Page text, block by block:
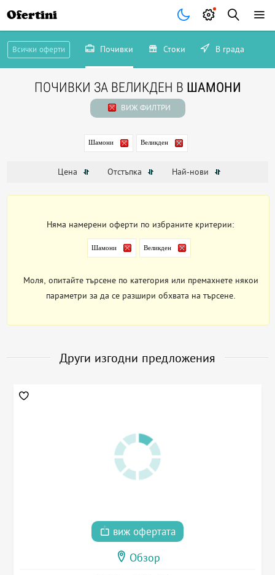
Ofertini
Всички оферти Почивки Стоки В града
ПОЧИВКИ ЗА ВЕЛИКДЕН В ШАМОНИ
ВИЖ ФИЛТРИ
Шамони Великден
Цена Отстъпка Най-нови
Няма намерени оферти по избраните критерии:
Шамони Великден
Моля, опитайте търсене по категория или премахнете някои
параметри за да се разшири обхвата на търсене.
Други изгодни предложения
виж офертата
Обзор